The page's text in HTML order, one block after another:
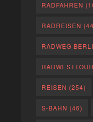
RADFAHREN
RADREISEN
RADWEG
RADWESTTOUR
REISEN (254)
S-BAHN (46)